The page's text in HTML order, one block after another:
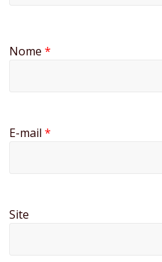
Nome*
E-mail*
Site